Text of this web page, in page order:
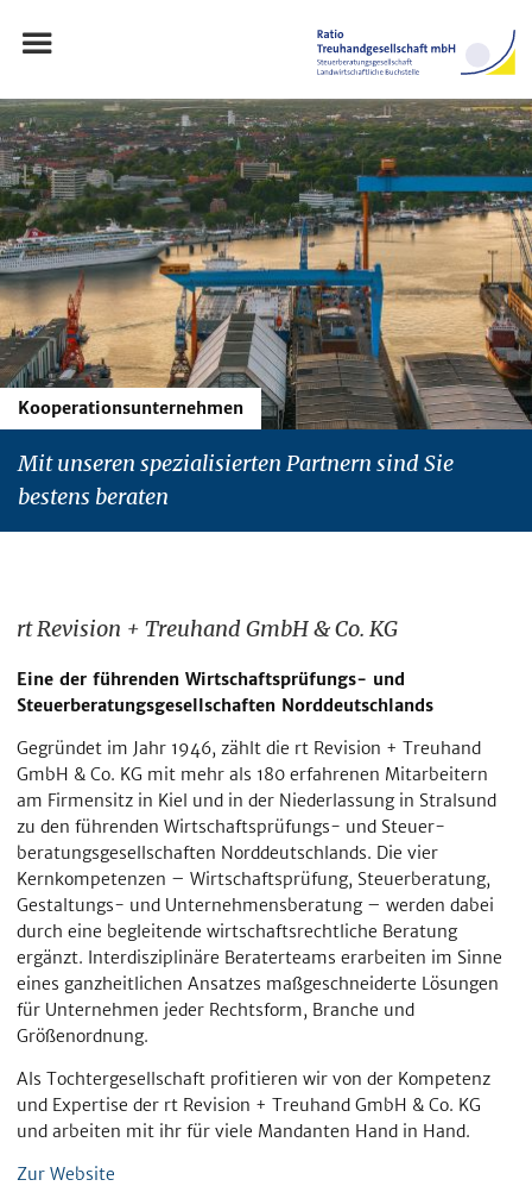
Kooperationsunternehmen
Mit unseren spezialisierten Partnern sind Sie
bestens beraten
rt Revision + Treuhand GmbH & Co. KG
Eine der führenden Wirtschaftsprüfungs- und
Steuerberatungsgesellschaften Norddeutschlands
Gegründet im Jahr 1946, zählt die rt Revision + Treuhand
GmbH & Co. KG mit mehr als 180 erfahrenen Mitarbeitern
am Firmensitz in Kiel und in der Nieder­lassung in Stralsund
zu den führenden Wirtschaftsprüfungs- und Steuer­
beratungsgesellschaften Norddeutschlands. Die vier
Kernkompetenzen – Wirtschaftsprüfung, Steuerberatung,
Gestaltungs- und Unternehmensberatung – werden dabei
durch eine begleitende wirtschaftsrechtliche Beratung
ergänzt. Interdisziplinäre Beraterteams erarbeiten im Sinne
eines ganzheitlichen Ansatzes maßgeschneiderte Lösungen
für Unternehmen jeder Rechtsform, Branche und
Größenordnung.
Als Tochtergesellschaft profitieren wir von der Kompetenz
und Expertise der rt Revision + Treuhand GmbH & Co. KG
und arbeiten mit ihr für viele Mandanten Hand in Hand.
Zur Website